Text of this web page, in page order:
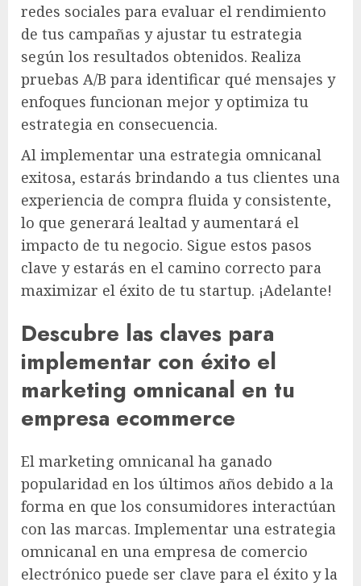
redes sociales para evaluar el rendimiento
de tus campañas y ajustar tu estrategia
según los resultados obtenidos. Realiza
pruebas A/B para identificar qué mensajes y
enfoques funcionan mejor y optimiza tu
estrategia en consecuencia.
Al implementar una estrategia omnicanal
exitosa, estarás brindando a tus clientes una
experiencia de compra fluida y consistente,
lo que generará lealtad y aumentará el
impacto de tu negocio. Sigue estos pasos
clave y estarás en el camino correcto para
maximizar el éxito de tu startup. ¡Adelante!
Descubre las claves para
implementar con éxito el
marketing omnicanal en tu
empresa ecommerce
El marketing omnicanal ha ganado
popularidad en los últimos años debido a la
forma en que los consumidores interactúan
con las marcas. Implementar una estrategia
omnicanal en una empresa de comercio
electrónico puede ser clave para el éxito y la